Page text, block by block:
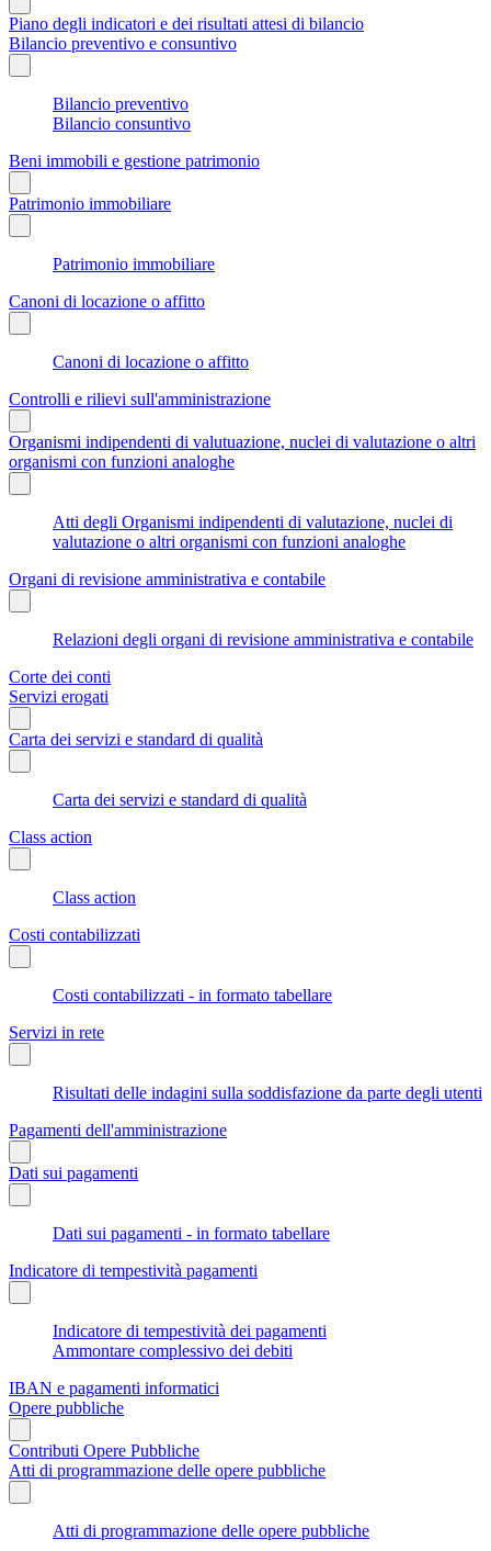
Piano degli indicatori e dei risultati attesi di bilancio
Bilancio preventivo e consuntivo
Bilancio preventivo
Bilancio consuntivo
Beni immobili e gestione patrimonio
Patrimonio immobiliare
Patrimonio immobiliare
Canoni di locazione o affitto
Canoni di locazione o affitto
Controlli e rilievi sull'amministrazione
Organismi indipendenti di valutuazione, nuclei di valutazione o altri
organismi con funzioni analoghe
Atti degli Organismi indipendenti di valutazione, nuclei di
valutazione o altri organismi con funzioni analoghe
Organi di revisione amministrativa e contabile
Relazioni degli organi di revisione amministrativa e contabile
Corte dei conti
Servizi erogati
Carta dei servizi e standard di qualità
Carta dei servizi e standard di qualità
Class action
Class action
Costi contabilizzati
Costi contabilizzati - in formato tabellare
Servizi in rete
Risultati delle indagini sulla soddisfazione da parte degli utenti
Pagamenti dell'amministrazione
Dati sui pagamenti
Dati sui pagamenti - in formato tabellare
Indicatore di tempestività pagamenti
Indicatore di tempestività dei pagamenti
Ammontare complessivo dei debiti
IBAN e pagamenti informatici
Opere pubbliche
Contributi Opere Pubbliche
Atti di programmazione delle opere pubbliche
Atti di programmazione delle opere pubbliche